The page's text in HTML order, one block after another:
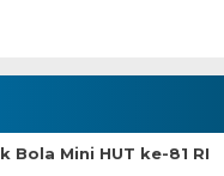
Bola Mini HUT ke-81 RI